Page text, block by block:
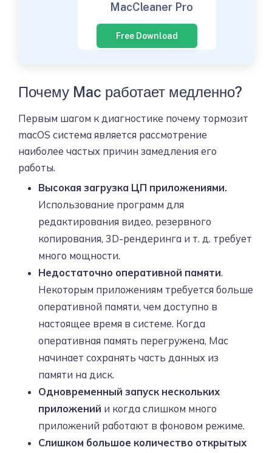
MacCleaner Pro
Free Download
Почему Mac работает медленно?
Первым шагом к диагностике почему тормозит
macOS система является рассмотрение
наиболее частых причин замедления его
работы.
Высокая загрузка ЦП приложениями.
Использование программ для
редактирования видео, резервного
копирования, 3D-рендеринга и т. д. требует
много мощности.
Недостаточно оперативной памяти.
Некоторым приложениям требуется больше
оперативной памяти, чем доступно в
настоящее время в системе. Когда
оперативная память перегружена, Mac
начинает сохранять часть данных из
памяти на диск.
Одновременный запуск нескольких
приложений и когда слишком много
приложений работают в фоновом режиме.
Слишком большое количество открытых